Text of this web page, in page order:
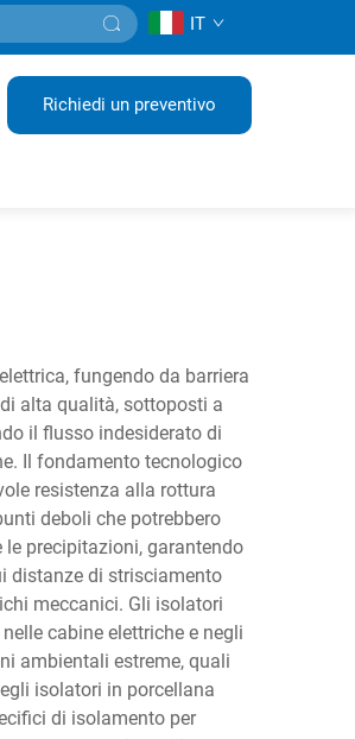
IT
Richiedi un preventivo
fungendo da barriera
alta qualità, sottoposti a
il flusso indesiderato di
Il fondamento tecnologico
resistenza alla rottura
deboli che potrebbero
precipitazioni, garantendo
distanze di strisciamento
meccanici. Gli isolatori
cabine elettriche e negli
ambientali estreme, quali
isolatori in porcellana
di isolamento per